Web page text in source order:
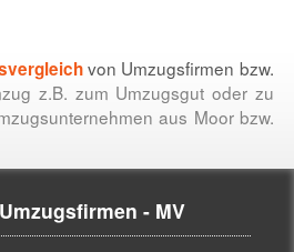
von Umzugsfirmen bzw.
z.B. zum Umzugsgut oder zu
aus Moor bzw.
Umzugsfirmen - MV